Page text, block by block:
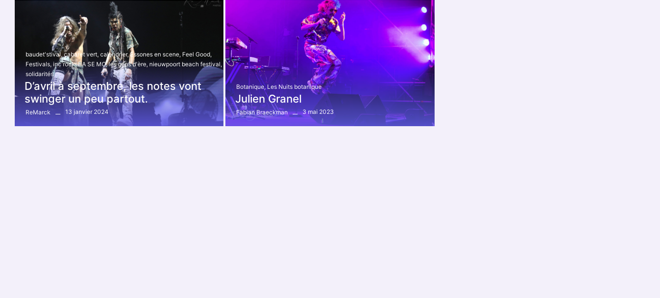
baudet'stival, cabaret vert, calendrier, Essones en scene, Feel Good,
Festivals, inc'rock, LA SE MO, les gens d'ère, nieuwpoort beach festival,
solidarités
D’avril à septembre, les notes vont
swinger un peu partout.
ReMarck 13 janvier 2024
Botanique, Les Nuits botanique
Julien Granel
Fabian Braeckman 3 mai 2023